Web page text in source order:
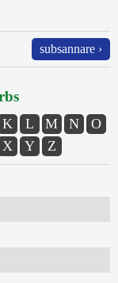
subsannare ›
K L M N
O
X Y Z